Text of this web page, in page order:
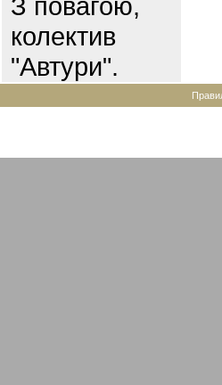
колектив
"Автури".